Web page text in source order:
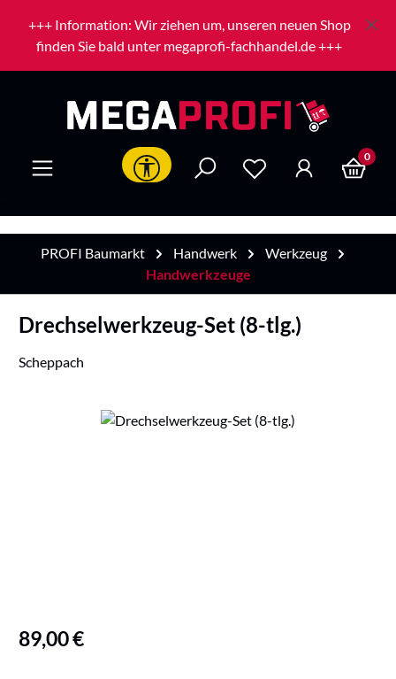
Zum Hauptinhalt springen
+++ Information: Wir ziehen um, unseren neuen Shop
finden Sie bald unter megaprofi-fachhandel.de +++
Werkzeugleiste anzeigen 0
PROFI Baumarkt Handwerk
Werkzeug
Handwerkzeuge
Drechselwerkzeug-Set (8-tlg.)
Scheppach
Bildergalerie überspringen
Regulärer Preis:
89,00 €